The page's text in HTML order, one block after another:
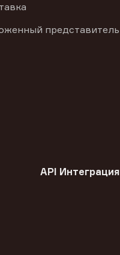
представитель
API Интеграция